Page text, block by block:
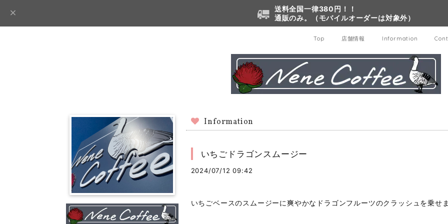
送料全国一律380円！！
通販のみ。（モバイルオーダーは対象外）
Top 店舗情報 Information
Information
いちごドラゴンスムージー
2024/07/12 09:42
いちごベースのスムージーに爽やかなドラゴンフルーツのクラッシュを乗せま